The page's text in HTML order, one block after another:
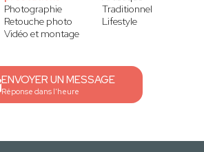
Photographie
Retouche photo
Vidéo et montage
Traditionnel
Lifestyle
ENVOYER UN MESSAGE
Réponse dans l'heure